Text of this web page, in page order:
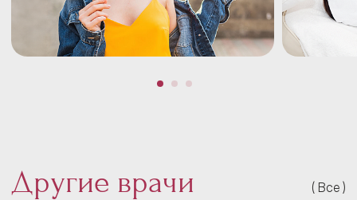
Другие врачи Все